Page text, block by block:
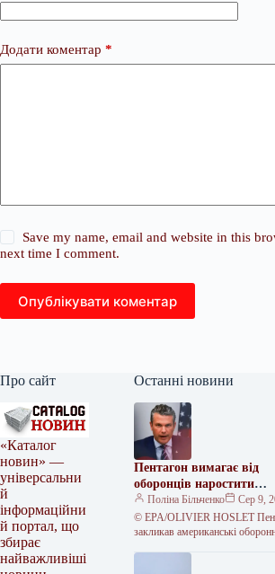
Додати коментар *
Save my name, email and website in this
next time I comment.
Опублікувати коментар
Про сайт
«Каталог
новин» —
універсальни
й
інформаційни
й портал, що
збирає
найважливіші
Останні новини
Пентагон вимагає від
оборонців наростити
виробництво
Поліна Більченко
Сер 9,
© EPA/OLIVIER HOSLET
закликав американські